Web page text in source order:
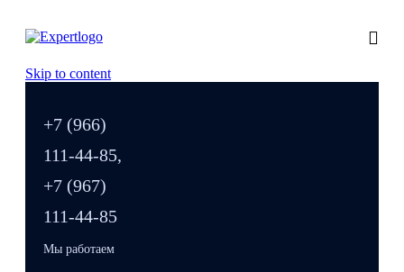
Skip to content
+7 (966)
111-44-85,
+7 (967)
111-44-85
Мы работаем